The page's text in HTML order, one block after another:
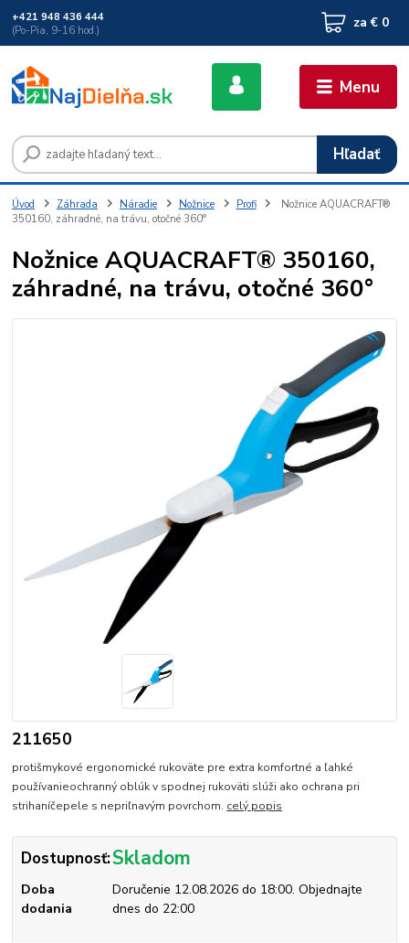
Menu
Hľadať
+421 948 436 444
(Po-Pia, 9-16 hod.)
za € 0
Úvod Záhrada Náradie Nožnice Profi
Nožnice AQUACRAFT®
350160, záhradné, na trávu, otočné 360°
Nožnice AQUACRAFT® 350160,
záhradné, na trávu, otočné 360°
211650
protišmykové ergonomické rukoväte pre extra komfortné a ľahké
používanieochranný oblúk v spodnej rukoväti slúži ako ochrana pri
strihaníčepele s nepriľnavým povrchom. celý popis
Dostupnosť:Skladom
Doba
dodania
Doručenie 12.08.2026 do 18:00. Objednajte
dnes do 22:00